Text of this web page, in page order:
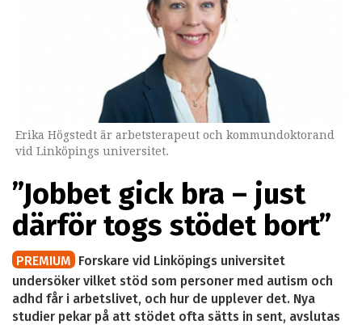
Erika Högstedt är arbetsterapeut och kommundoktorand
vid Linköpings universitet.
”Jobbet gick bra – just
därför togs stödet bort”
PREMIUM Forskare vid Linköpings universitet
undersöker vilket stöd som personer med autism och
adhd får i arbetslivet, och hur de upplever det. Nya
studier pekar på att stödet ofta sätts in sent, avslutas